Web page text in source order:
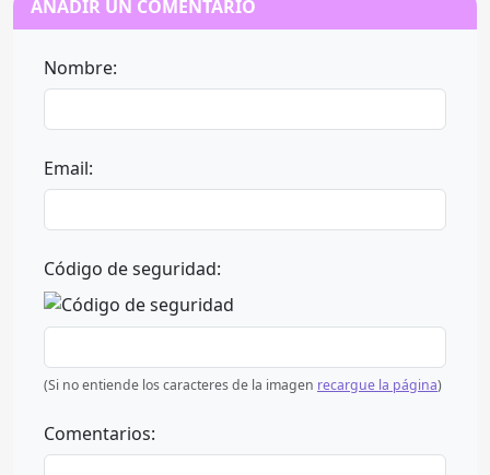
AÑADIR UN COMENTARIO
Nombre:
Email:
Código de seguridad:
(Si no entiende los caracteres de la imagen recargue la página)
Comentarios: